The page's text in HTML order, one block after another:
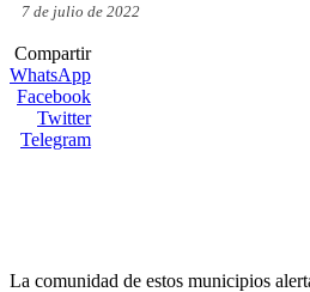
7 de julio de 2022
Compartir
WhatsApp
Facebook
Twitter
Telegram
La comunidad de estos municipios